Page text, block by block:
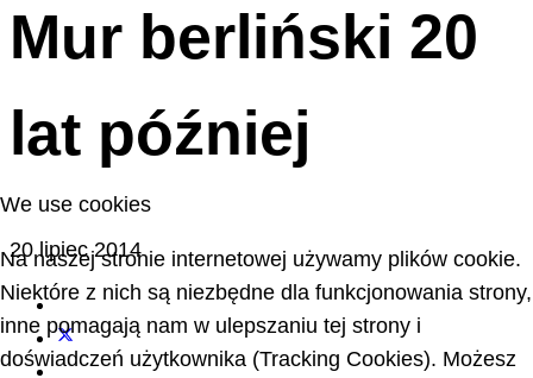
Mur berliński 20
lat później
20 lipiec 2014
We use cookies
Na naszej stronie internetowej używamy plików cookie.
Niektóre z nich są niezbędne dla funkcjonowania strony,
inne pomagają nam w ulepszaniu tej strony i
doświadczeń użytkownika (Tracking Cookies). Możesz